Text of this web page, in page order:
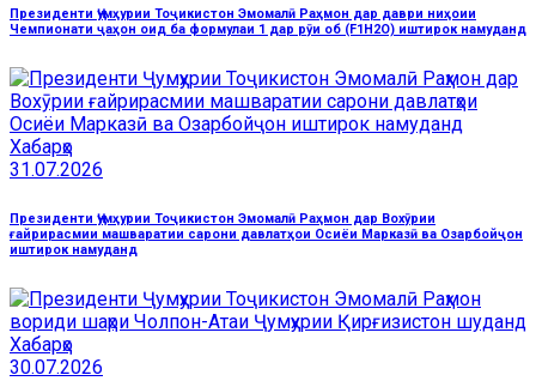
Президенти Ҷумҳурии Тоҷикистон Эмомалӣ Раҳмон дар даври ниҳоии
Чемпионати ҷаҳон оид ба формулаи 1 дар рӯи об (F1H2O) иштирок намуданд
Хабарҳо
31.07.2026
Президенти Ҷумҳурии Тоҷикистон Эмомалӣ Раҳмон дар Вохӯрии
ғайрирасмии машваратии сарони давлатҳои Осиёи Марказӣ ва Озарбойҷон
иштирок намуданд
Хабарҳо
30.07.2026